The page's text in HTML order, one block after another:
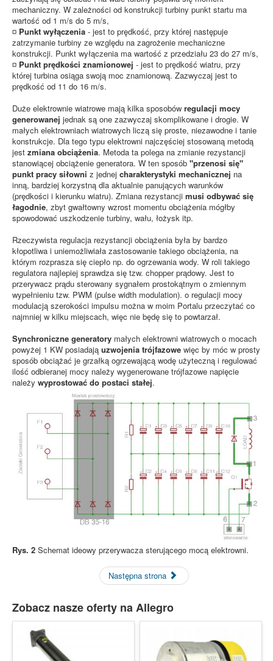
mechaniczny. W zależności od konstrukcji turbiny punkt startu ma
wartość od 1 m/s do 5 m/s,
¤ Punkt wyłączenia - jest to prędkość, przy której następuje
zatrzymanie turbiny ze względu na zagrożenie mechaniczne
konstrukcji. Punkt wyłączenia ma wartość z przedziału 23 do 27 m/s,
¤ Punkt prędkości znamionowej - jest to prędkość wiatru, przy
której turbina osiąga swoją moc znamionową. Zazwyczaj jest to
prędkość od 11 do 16 m/s.
Duże elektrownie wiatrowe mają kilka sposobów regulacji mocy
generowanej jednak są one zazwyczaj skomplikowane i drogie. W
małych elektrowniach wiatrowych liczą się proste, niezawodne i tanie
konstrukcje. Dla tego typu elektrowni najczęściej stosowaną metodą
jest zmiana obciążenia. Metoda ta polega na zmianie rezystancji
stanowiącej obciążenie generatora. W ten sposób "przenosi się"
punkt pracy siłowni z jednej charakterystyki mechanicznej na
inną, bardziej korzystną dla aktualnie panujących warunków
(prędkości i kierunku wiatru). Zmiana rezystancji musi odbywać się
łagodnie, zbyt gwałtowny wzrost momentu obciążenia mógłby
spowodować uszkodzenie turbiny, wału, łożysk itp.
Rzeczywista regulacja rezystancji obciążenia była by bardzo
kłopotliwa i uniemożliwiała zastosowanie takiego obciążenia, na
którym rozprasza się ciepło np. do ogrzewania wody. W roli takiego
regulatora najlepiej sprawdza się tzw. chopper prądowy. Jest to
przerywacz prądu sterowany sygnałem prostokątnym o zmiennym
wypełnieniu tzw. PWM (pulse width modulation). o regulacji mocy
modulacją szerokości impulsu można w moim Portalu przeczytać co
najmniej w kilku miejscach, więc nie będę się to powtarzał.
Synchroniczne generatory małych elektrowni wiatrowych o mocach
powyżej 1 KW posiadają uzwojenia trójfazowe więc by móc w prosty
sposób obciążać je grzałką ogrzewającą wodę użyteczną i regulować
ilość odbieranej mocy należy wygenerowane trójfazowe napięcie
należy wyprostować do postaci stałej.
Rys. 2 Schemat ideowy przerywacza sterującego mocą elektrowni.
Następna strona
Zobacz nasze oferty na Allegro